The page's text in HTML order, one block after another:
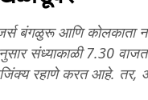
बंगळुरू आणि कोलकाता
संध्याकाळी 7.30
रहाणे करत आहे. तर,